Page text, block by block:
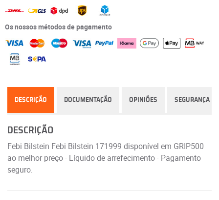
Os nossos métodos de pagamento
DESCRIÇÃO DOCUMENTAÇÃO OPINIÕES SEGURANÇA
DESCRIÇÃO
Febi Bilstein Febi Bilstein 171999 disponível em GRIP500
ao melhor preço · Líquido de arrefecimento · Pagamento
seguro.